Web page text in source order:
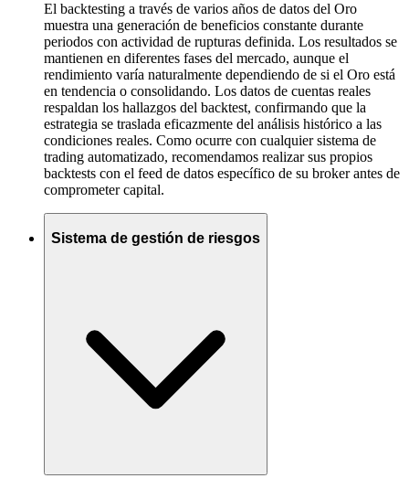
El backtesting a través de varios años de datos del Oro
muestra una generación de beneficios constante durante
periodos con actividad de rupturas definida. Los resultados se
mantienen en diferentes fases del mercado, aunque el
rendimiento varía naturalmente dependiendo de si el Oro está
en tendencia o consolidando. Los datos de cuentas reales
respaldan los hallazgos del backtest, confirmando que la
estrategia se traslada eficazmente del análisis histórico a las
condiciones reales. Como ocurre con cualquier sistema de
trading automatizado, recomendamos realizar sus propios
backtests con el feed de datos específico de su broker antes de
comprometer capital.
Sistema de gestión de riesgos